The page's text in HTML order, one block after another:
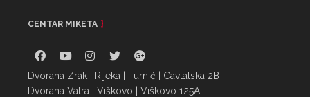
CENTAR MIKETA
Dvorana Zrak | Rijeka | Turnić | Cavtatska 2B
Dvorana Vatra | Viškovo | Viškovo 125A